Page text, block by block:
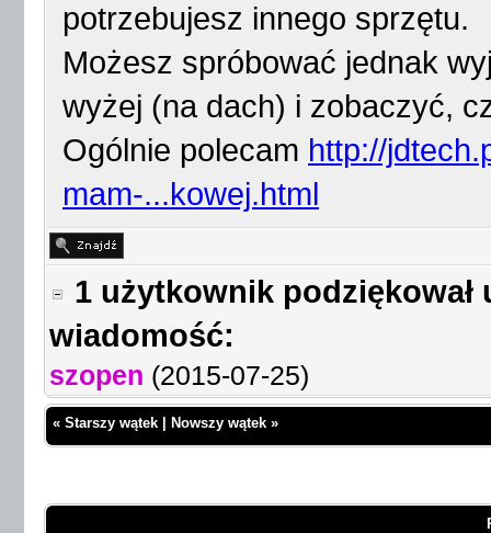
potrzebujesz innego sprzętu.
Możesz spróbować jednak
wyżej (na dach) i zobaczyć,
Ogólnie polecam http://
mam-...kowej.html
1 użytkownik
wiadomość:
szopen (2015-07-25)
« Starszy wątek Nowszy wątek »